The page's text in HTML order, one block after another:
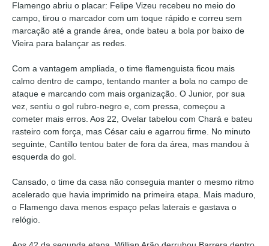
Flamengo abriu o placar: Felipe Vizeu recebeu no meio do
campo, tirou o marcador com um toque rápido e correu sem
marcação até a grande área, onde bateu a bola por baixo de
Vieira para balançar as redes.
Com a vantagem ampliada, o time flamenguista ficou mais
calmo dentro de campo, tentando manter a bola no campo de
ataque e marcando com mais organização. O Junior, por sua
vez, sentiu o gol rubro-negro e, com pressa, começou a
cometer mais erros. Aos 22, Ovelar tabelou com Chará e bateu
rasteiro com força, mas César caiu e agarrou firme. No minuto
seguinte, Cantillo tentou bater de fora da área, mas mandou à
esquerda do gol.
Cansado, o time da casa não conseguia manter o mesmo ritmo
acelerado que havia imprimido na primeira etapa. Mais maduro,
o Flamengo dava menos espaço pelas laterais e gastava o
relógio.